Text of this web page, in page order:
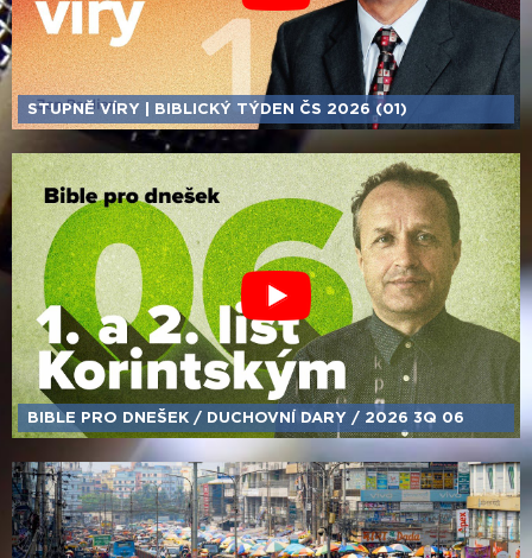
STUPNĚ VÍRY | BIBLICKÝ TÝDEN ČS 2026 (01)
BIBLE PRO DNEŠEK /​ DUCHOVNÍ DARY /​ 2026 3Q 06